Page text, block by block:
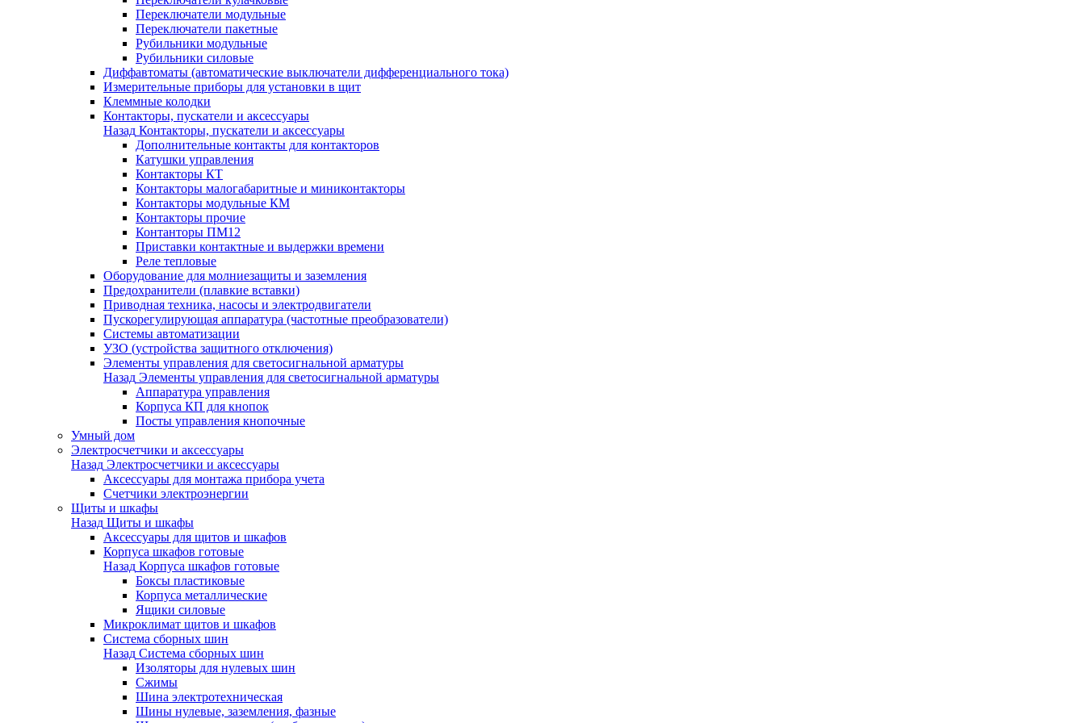
Переключатели модульные
Переключатели пакетные
Рубильники модульные
Рубильники силовые
Диффавтоматы (автоматические выключатели дифференциального тока)
Измерительные приборы для установки в щит
Клеммные колодки
Контакторы, пускатели и аксессуары
Назад Контакторы, пускатели и аксессуары
Дополнительные контакты для контакторов
Катушки управления
Контакторы КТ
Контакторы малогабаритные и миниконтакторы
Контакторы модульные КМ
Контакторы прочие
Контанторы ПМ12
Приставки контактные и выдержки времени
Реле тепловые
Оборудование для молниезащиты и заземления
Предохранители (плавкие вставки)
Приводная техника, насосы и электродвигатели
Пускорегулирующая аппаратура (частотные преобразователи)
Системы автоматизации
УЗО (устройства защитного отключения)
Элементы управления для светосигнальной арматуры
Назад Элементы управления для светосигнальной арматуры
Аппаратура управления
Корпуса КП для кнопок
Посты управления кнопочные
Умный дом
Электросчетчики и аксессуары
Назад Электросчетчики и аксессуары
Аксессуары для монтажа прибора учета
Счетчики электроэнергии
Щиты и шкафы
Назад Щиты и шкафы
Аксессуары для щитов и шкафов
Корпуса шкафов готовые
Назад Корпуса шкафов готовые
Боксы пластиковые
Корпуса металлические
Ящики силовые
Микроклимат щитов и шкафов
Система сборных шин
Назад Система сборных шин
Изоляторы для нулевых шин
Сжимы
Шина электротехническая
Шины нулевые, заземления, фазные